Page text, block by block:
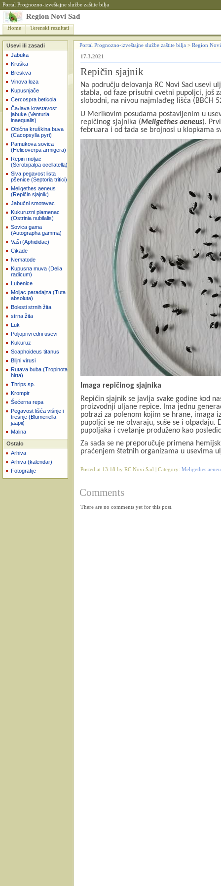
Portal Prognozno-izveštajne službe zaštite bilja
Region Novi Sad
Home Terenski rezultati
Usevi ili zasadi
Jabuka
Kruška
Breskva
Vinova loza
Kupusnjače
Cercospra beticola
Čađava krastavost
jabuke (Venturia
inaequalis)
Obična kruškina buva
(Cacopsylla pyri)
Pamukova sovica
(Helicoverpa armigera)
Repin moljac
(Scrobipalpa ocellatella)
Siva pegavost lista
pšenice (Septoria tritici)
Meligethes aeneus
(Repičin sjajnik)
Jabučni smotavac
Kukuruzni plamenac
(Ostrinia nubilalis)
Sovica gama
(Autographa gamma)
Vaši (Aphididae)
Cikade
Nematode
Kupusna muva (Delia
radicum)
Lubenice
Moljac paradajza (Tuta
absoluta)
Bolesti strnih žita
strna žita
Luk
Poljoprivredni usevi
Kukuruz
Scaphoideus titanus
Biljni virusi
Rutava buba (Tropinota
hirta)
Thrips sp.
Krompir
Šećerna repa
Pegavost lišća višnje i
trešnje (Blumeriella
jaapii)
Malina
Ostalo
Arhiva
Arhiva (kalendar)
Fotografije
Portal Prognozno-izveštajne službe zaštite bilja > Region
17.3.2021
Repičin sjajnik
Na području delovanja RC Novi Sad usevi
stabla, od faze prisutni cvetni pupoljci, još
slobodni, na nivou najmlađeg lišća (BBCH
U Merikovim posudama postavljenim u
repičinog sjajnika (Meligethes aeneus).
februara i od tada se brojnosi u klopkama
Imaga repičinog sjajnika
Repičin sjajnik se javlja svake godine kod
proizvodnji uljane repice. Ima jednu
potrazi za polenom kojim se hrane, imaga
pupoljci se ne otvaraju, suše se i otpadaju.
pupoljaka i cvetanje produženo kao
Za sada se ne preporučuje primena
praćenjem štetnih organizama u usevima
Posted at 13:18 by RC Novi Sad | Category: Meligethes
Comments
There are no comments yet for this post.